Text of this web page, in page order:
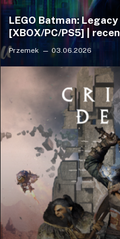
LEGO Batman:
[XBOX/PC/PS5] |
Przemek 03.06.2026